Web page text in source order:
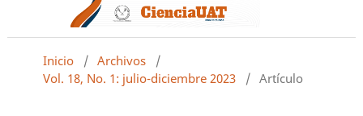
Inicio / Archivos
/
Vol. 18, No. 1: julio-diciembre 2023
/ Artículo